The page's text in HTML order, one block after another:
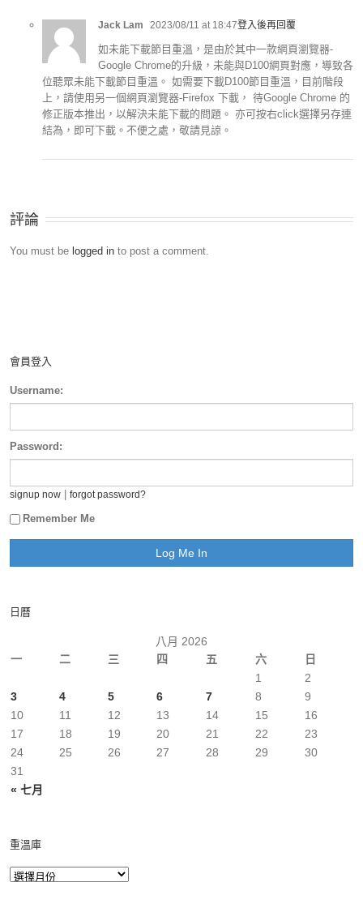
Jack Lam 2023/08/11 at 18:47登入後再回覆
如未能下載節目重溫，是由於其中一款網頁瀏覽器-
Google Chrome的升級，未能與D100網頁對應，導致各
位聽眾未能下載節目重溫。 如需要下載D100節目重溫，目前階段
上，請使用另一個網頁瀏覽器-Firefox 下載， 待Google Chrome 的
修正版本推出，以解決未能下載的問題。 亦可按右click選擇另存連
結為，即可下載。不便之處，敬請見諒。
評論
You must be logged in to post a comment.
會員登入
Username:
Password:
signup now forgot password?
Remember Me
日曆
八月 2026
一
二 三 四 五 六 日
« 七月
1
2
3
4 5 6 7 8
9
10
11 12 13 14 15
16
17
18 19 20 21 22
23
24
25 26 27 28 29
30
31
重溫庫